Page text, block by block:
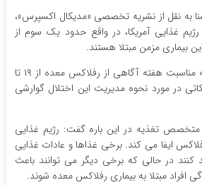
به نقل از نشریه تخصصی «مدیکال اکسپرس»،
غذایی آمریکا، در واقع حدود یک سوم از
بیماری مزمن مبتلا هستند.
به همین دلیل است که به مناسبت هفته آگاهی از رفلاکس معده از ۱۹ تا
نکاتی در مورد نحوه مدیریت این اختلال گوارشی
تغذیه در این باره گفت: رژیم غذایی
ایفا می کند. برخی غذاها و عادات غذایی
کنند در حالی که برخی دیگر می توانند باعث
افراد مبتلا به بیماری رفلاکس معده شوند.